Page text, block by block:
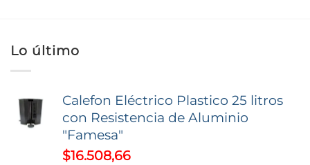
elegir
Lo último
Calefon Eléctrico Plastico 25 litros
con Resistencia de Aluminio
"Famesa"
$16.508,66